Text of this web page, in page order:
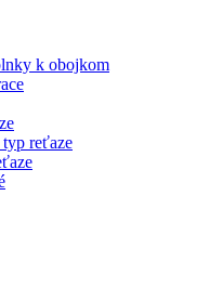
k obojkom
reťaze